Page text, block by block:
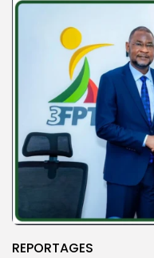
REPORTAGES